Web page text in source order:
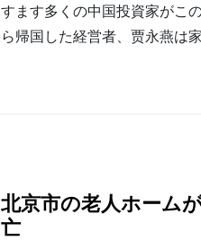
すます多くの中国投資家がこ
ら帰国した経営者、贾永燕は
北京市の老人ホーム
亡